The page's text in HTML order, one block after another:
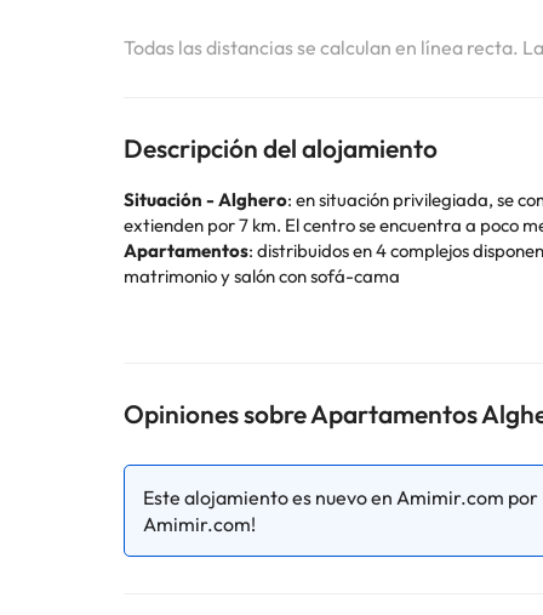
Todas las distancias se calculan en línea recta.
Descripción del alojamiento
Situación - Alghero: en situación privilegiada, se
extienden por 7 km. El centro se encuentra a poco
Apartamentos: distribuidos en 4 complejos
matrimonio y salón con sofá-cama
Algunos de los servicios detallados pueden ser de
Opiniones sobre Apartamentos
Este alojamiento es nuevo en Amimir.com
Amimir.com!